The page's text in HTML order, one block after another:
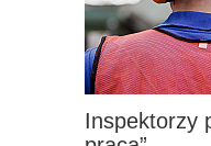
Inspektorzy